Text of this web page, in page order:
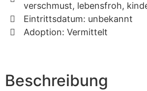
verschmust, lebensfroh,
Eintrittsdatum: unbekannt
Adoption: Vermittelt
Beschreibung